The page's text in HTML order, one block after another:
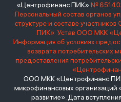
«Центрофинанс ПИК» №
Персональный состав органов
структуре и составе
ПИК» Устав ООО МКК
Информация об условиях
возврата потребительских
предоставления
ООО МКК «Центрофинанс
микрофинансовых
развитие». Дата